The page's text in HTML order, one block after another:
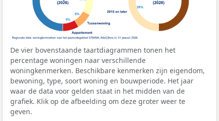
De vier bovenstaande taartdiagrammen tonen het
percentage woningen naar verschillende
woningkenmerken. Beschikbare kenmerken zijn eigendom,
bewoning, type, soort woning en bouwperiode. Het jaar
waar de data voor gelden staat in het midden van de
grafiek. Klik op de afbeelding om deze groter weer te
geven.